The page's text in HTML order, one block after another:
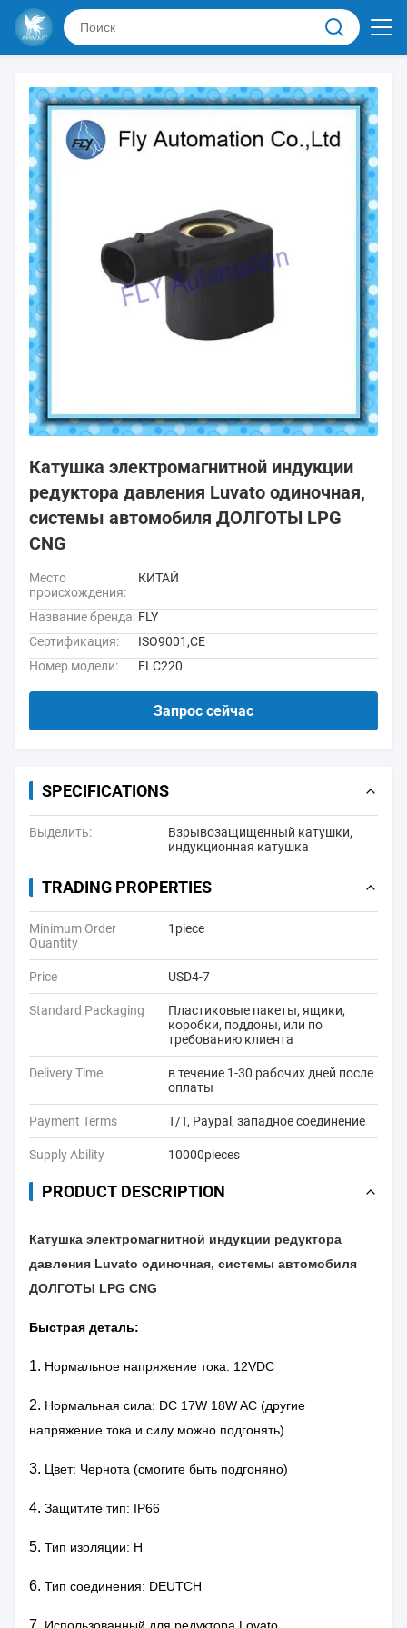
Катушка электромагнитной индукции
редуктора давления Luvato одиночная,
системы автомобиля ДОЛГОТЫ LPG
CNG
Место
происхождения:
КИТАЙ
Название бренда: FLY
Сертификация:
ISO9001,CE
Номер модели:
FLC220
Запрос сейчас
SPECIFICATIONS
Выделить: Взрывозащищенный катушки,
индукционная катушка
TRADING PROPERTIES
Minimum Order
Quantity
1piece
Price USD4-7
Standard Packaging
Пластиковые пакеты, ящики,
коробки, поддоны, или по
требованию клиента
Delivery Time
в течение 1-30 рабочих дней после
оплаты
Payment Terms T/T, Paypal, западное соединение
Supply Ability 10000pieces
PRODUCT DESCRIPTION
Катушка электромагнитной индукции редуктора
давления Luvato одиночная, системы автомобиля
ДОЛГОТЫ LPG CNG
Быстрая деталь:
1. Нормальное напряжение тока: 12VDC
2. Нормальная сила: DC 17W 18W AC (другие
напряжение тока и силу можно подгонять)
3. Цвет: Чернота (смогите быть подгоняно)
4. Защитите тип: IP66
5. Тип изоляции: H
6. Тип соединения: DEUTCH
7.